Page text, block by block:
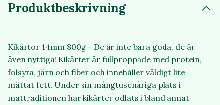
Produktbeskrivning
Kikärtor 14mm 800g - De är inte bara goda, de är
även nyttiga! Kikärter är fullproppade med protein,
folsyra, järn och fiber och innehåller väldigt lite
mättat fett. Under sin mångtusenåriga plats i
mattraditionen har kikärter odlats i bland annat